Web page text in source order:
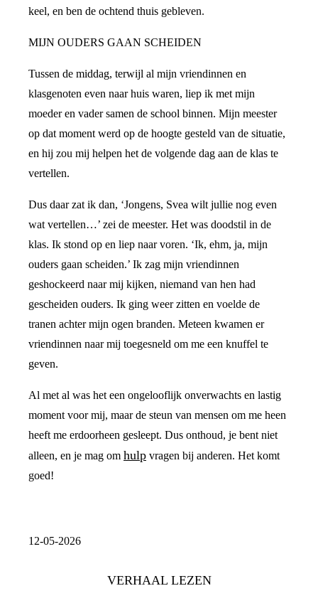
keel, en ben de ochtend thuis gebleven.
MIJN OUDERS GAAN SCHEIDEN
Tussen de middag, terwijl al mijn vriendinnen en
klasgenoten even naar huis waren, liep ik met mijn
moeder en vader samen de school binnen. Mijn meester
op dat moment werd op de hoogte gesteld van de situatie,
en hij zou mij helpen het de volgende dag aan de klas te
vertellen.
Dus daar zat ik dan, ‘Jongens, Svea wilt jullie nog even
wat vertellen…’ zei de meester. Het was doodstil in de
klas. Ik stond op en liep naar voren. ‘Ik, ehm, ja, mijn
ouders gaan scheiden.’ Ik zag mijn vriendinnen
geshockeerd naar mij kijken, niemand van hen had
gescheiden ouders. Ik ging weer zitten en voelde de
tranen achter mijn ogen branden. Meteen kwamen er
vriendinnen naar mij toegesneld om me een knuffel te
geven.
Al met al was het een ongelooflijk onverwachts en lastig
moment voor mij, maar de steun van mensen om me heen
heeft me erdoorheen gesleept. Dus onthoud, je bent niet
alleen, en je mag om hulp vragen bij anderen. Het komt
goed!
12-05-2026
VERHAAL LEZEN